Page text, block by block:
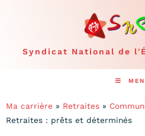
Syndicat National de
Ma carrière » Retraites »
Retraites : prêts et déterminés